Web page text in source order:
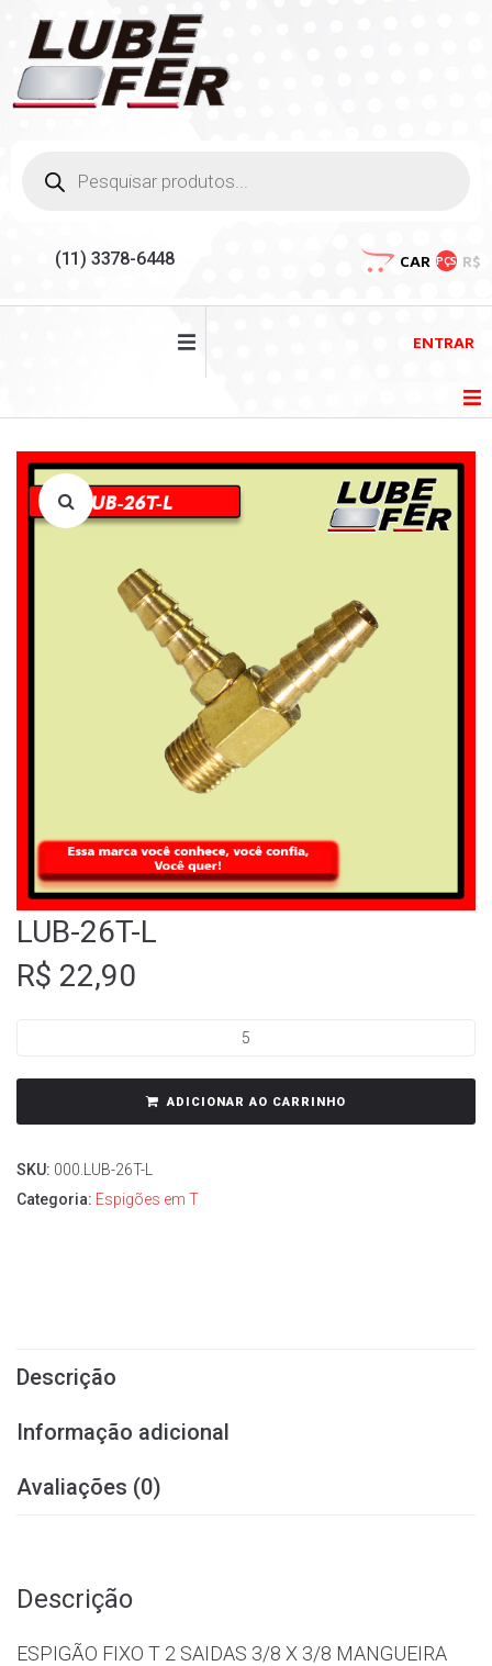
(11) 3378-6448 CAR PÇS R$
LOJA
FALE CONOSCO
ENTRAR
LUB-26T-L
R$ 22,90
ADICIONAR AO CARRINHO
SKU: 000.LUB-26T-L
Categoria: Espigões em T
Descrição
Informação adicional
Avaliações (0)
Descrição
ESPIGÃO FIXO T 2 SAIDAS 3/8 X 3/8 MANGUEIRA